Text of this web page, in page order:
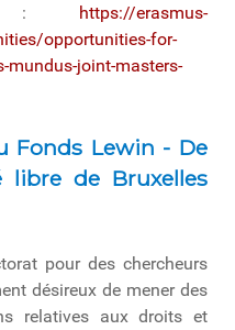
: https://erasmus-
opportunities-for-
joint-masters-
Fonds Lewin - De
libre de Bruxelles
pour des chercheurs
désireux de mener des
relatives aux droits et